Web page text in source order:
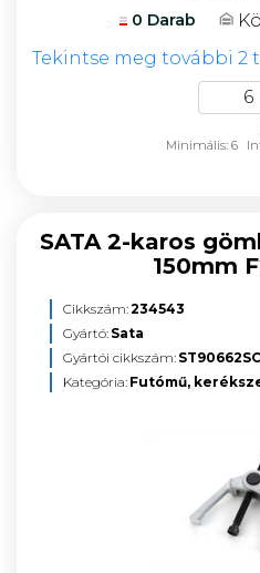
0 Darab
Tekintse meg további 2
Minimális: 6
SATA 2-karos
150mm
Cikkszám:234543
Gyártó: Sata
Gyártói cikkszám: ST90662SC
Kategória: Futómű,